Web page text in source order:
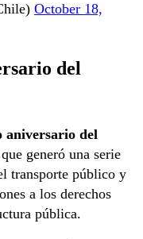
October 18,
del
aniversario del
generó una serie
transporte público y
a los derechos
pública.